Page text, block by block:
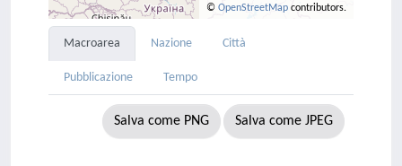
© OpenStreetMap contributors.
Macroarea Nazione Città
Pubblicazione Tempo
Salva come PNG Salva come JPEG